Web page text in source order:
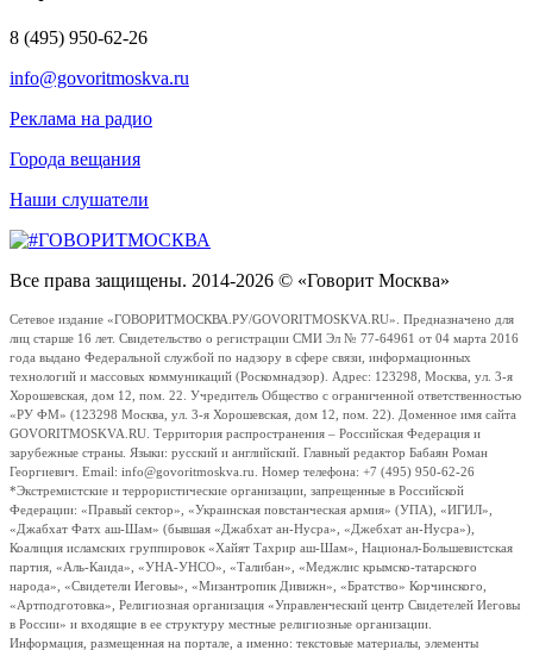
8 (495) 950-62-26
info@govoritmoskva.ru
Реклама на радио
Города вещания
Наши слушатели
Все права защищены. 2014-2026 © «Говорит Москва»
Сетевое издание «ГОВОРИТМОСКВА.РУ/GOVORITMOSKVA.RU». Предназначено для
лиц старше 16 лет. Свидетельство о регистрации СМИ Эл № 77-64961 от 04 марта 2016
года выдано Федеральной службой по надзору в сфере связи, информационных
технологий и массовых коммуникаций (Роскомнадзор). Адрес: 123298, Москва, ул. 3-я
Хорошевская, дом 12, пом. 22. Учредитель Общество с ограниченной ответственностью
«РУ ФМ» (123298 Москва, ул. 3-я Хорошевская, дом 12, пом. 22). Доменное имя сайта
GOVORITMOSKVA.RU. Территория распространения – Российская Федерация и
зарубежные страны. Языки: русский и английский. Главный редактор Бабаян Роман
Георгиевич. Email: info@govoritmoskva.ru. Номер телефона: +7 (495) 950-62-26
*Экстремистские и террористические организации, запрещенные в Российской
Федерации: «Правый сектор», «Украинская повстанческая армия» (УПА), «ИГИЛ»,
«Джабхат Фатх аш-Шам» (бывшая «Джабхат ан-Нусра», «Джебхат ан-Нусра»),
Коалиция исламских группировок «Хайят Тахрир аш-Шам», Национал-Большевистская
партия, «Аль-Каида», «УНА-УНСО», «Талибан», «Меджлис крымско-татарского
народа», «Свидетели Иеговы», «Мизантропик Дивижн», «Братство» Корчинского,
«Артподготовка», Религиозная организация «Управленческий центр Свидетелей Иеговы
в России» и входящие в ее структуру местные религиозные организации.
Информация, размещенная на портале, а именно: текстовые материалы, элементы